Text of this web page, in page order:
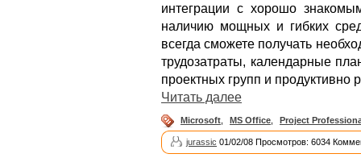
интеграции с хорошо
наличию мощных и гибких
всегда сможете получать
трудозатраты, календарные
проектных групп и продуктивно
Читать далее
Microsoft MS Office Project
jurassic 01/02/08 Просмотров: 6034